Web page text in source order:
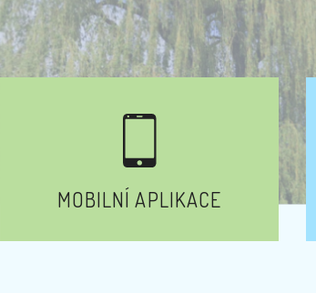
MOBILNÍ APLIKACE